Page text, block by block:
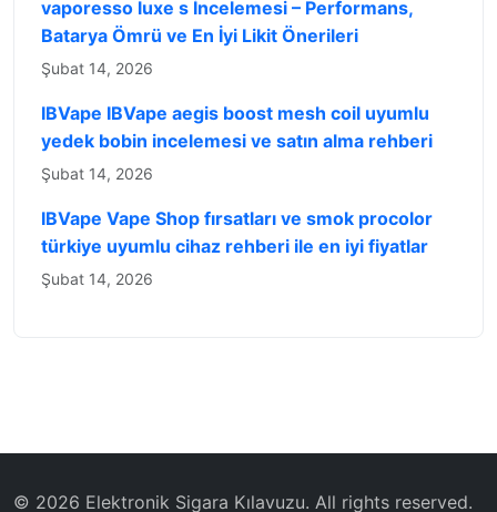
vaporesso luxe s İncelemesi – Performans,
Batarya Ömrü ve En İyi Likit Önerileri
Şubat 14, 2026
IBVape IBVape aegis boost mesh coil uyumlu
yedek bobin incelemesi ve satın alma rehberi
Şubat 14, 2026
IBVape Vape Shop fırsatları ve smok procolor
türkiye uyumlu cihaz rehberi ile en iyi fiyatlar
Şubat 14, 2026
© 2026 ‌Elektronik Sigara Kılavuzu‌. All rights reserved.